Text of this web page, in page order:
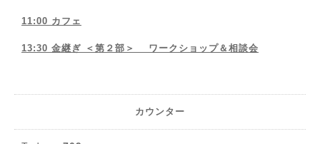
11:00 カフェ
13:30 金継ぎ ＜第２部＞ ワークショップ＆相談会
カウンター